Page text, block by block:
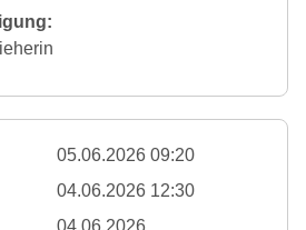
05.06.2026 09:20
04.06.2026 12:30
04.06.2026